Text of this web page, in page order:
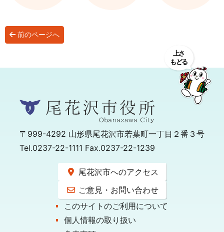
前のページへ
〒999-4292 山形県尾花沢市若葉町一丁目２番３号
Tel.0237-22-1111 Fax.0237-22-1239
尾花沢市へのアクセス
ご意見・お問い合わせ
このサイトのご利用について
個人情報の取り扱い